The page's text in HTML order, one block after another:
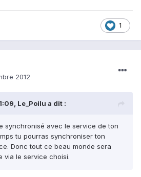
1
2012
Le_Poilu a dit :
synchronisé avec le service de ton
tu pourras synchroniser ton
Donc tout ce beau monde sera
via le service choisi.